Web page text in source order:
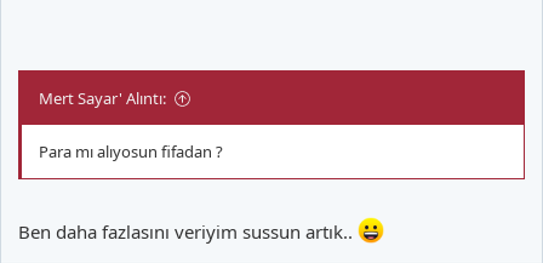
Mert Sayar' Alıntı:
Para mı alıyosun fifadan ?
Ben daha fazlasını veriyim sussun artık..